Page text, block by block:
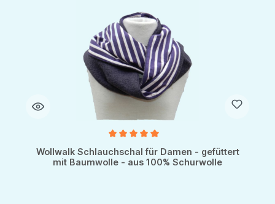
Wollwalk Schlauchschal für Damen - gefüttert
mit Baumwolle - aus 100% Schurwolle